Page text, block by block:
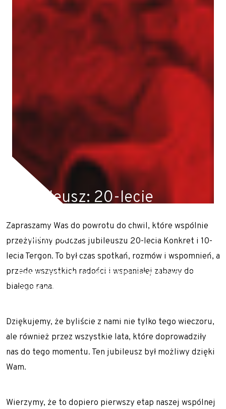
Jubileusz: 20-lecie
KONKRET i 10-lecie
TERGON
Realizujemy prace geotechniczne na terenie całej
Polski oraz Europy m.in. Słowacji, Czech, Austrii i
Zapraszamy Was do powrotu do chwil, które wspólnie
przeżyliśmy podczas jubileuszu 20-lecia Konkret i 10-
lecia Tergon. To był czas spotkań, rozmów i wspomnień, a
przede wszystkich radości i wspaniałej zabawy do
białego rana.
Dziękujemy, że byliście z nami nie tylko tego wieczoru,
ale również przez wszystkie lata, które doprowadziły
nas do tego momentu. Ten jubileusz był możliwy dzięki
Wam.
Wierzymy, że to dopiero pierwszy etap naszej wspólnej